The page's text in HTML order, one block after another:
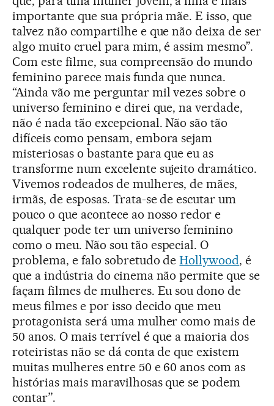
importante que sua própria mãe. E isso, que
talvez não compartilhe e que não deixa de ser
algo muito cruel para mim, é assim mesmo”.
Com este filme, sua compreensão do mundo
feminino parece mais funda que nunca.
“Ainda vão me perguntar mil vezes sobre o
universo feminino e direi que, na verdade,
não é nada tão excepcional. Não são tão
difíceis como pensam, embora sejam
misteriosas o bastante para que eu as
transforme num excelente sujeito dramático.
Vivemos rodeados de mulheres, de mães,
irmãs, de esposas. Trata-se de escutar um
pouco o que acontece ao nosso redor e
qualquer pode ter um universo feminino
como o meu. Não sou tão especial. O
problema, e falo sobretudo deHollywood, é
que a indústria do cinema não permite que se
façam filmes de mulheres. Eu sou dono de
meus filmes e por isso decido que meu
protagonista será uma mulher como mais de
50 anos. O mais terrível é que a maioria dos
roteiristas não se dá conta de que existem
muitas mulheres entre 50 e 60 anos com as
histórias mais maravilhosas que se podem
contar”.